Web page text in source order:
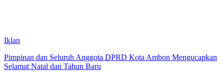
Iklan
Pimpinan dan Seluruh Anggota DPRD Kota Ambon Mengucapkan
Selamat Natal dan Tahun Baru